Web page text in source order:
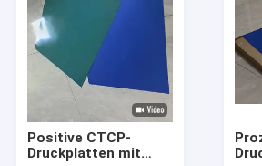
Positive CTCP-
Druckplatten mit